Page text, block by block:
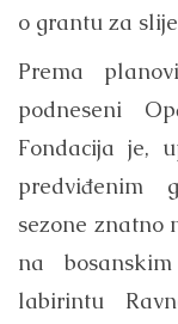
o grantu za
Prema
podneseni
Fondacija je,
predviđenim
sezone znatno
na
labirintu